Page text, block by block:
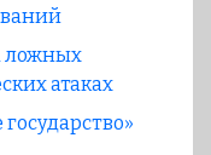
ложных
атаках